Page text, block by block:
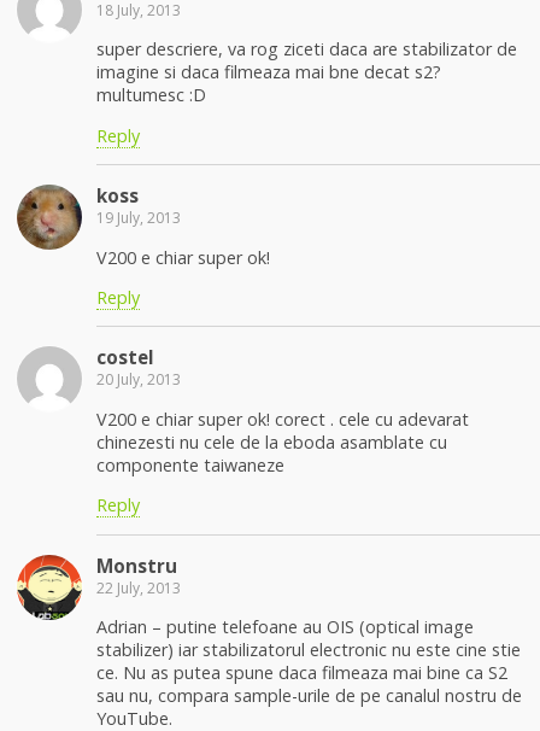
18 July, 2013
super descriere, va rog ziceti daca are stabilizator de
imagine si daca filmeaza mai bne decat s2?
multumesc :D
Reply
koss
19 July, 2013
V200 e chiar super ok!
Reply
costel
20 July, 2013
V200 e chiar super ok! corect . cele cu adevarat
chinezesti nu cele de la eboda asamblate cu
componente taiwaneze
Reply
Monstru
22 July, 2013
Adrian – putine telefoane au OIS (optical image
stabilizer) iar stabilizatorul electronic nu este cine stie
ce. Nu as putea spune daca filmeaza mai bine ca S2
sau nu, compara sample-urile de pe canalul nostru de
YouTube.